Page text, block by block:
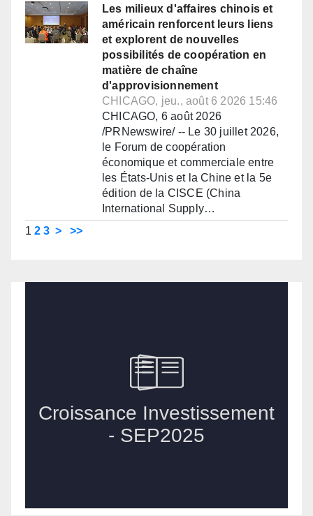
Les milieux d'affaires chinois et
américain renforcent leurs liens
et explorent de nouvelles
possibilités de coopération en
matière de chaîne
d'approvisionnement
CHICAGO, jeu., août 6 2026 15:46
CHICAGO, 6 août 2026
/PRNewswire/ -- Le 30 juillet 2026,
le Forum de coopération
économique et commerciale entre
les États-Unis et la Chine et la 5e
édition de la CISCE (China
International Supply…
1 2 3 > >>